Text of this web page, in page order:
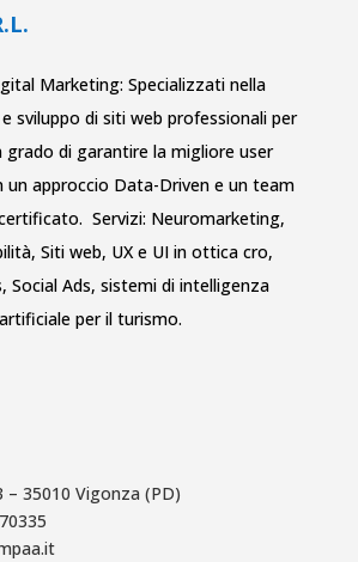
Marketing: Specializzati nella
sviluppo di siti web professionali per
grado di garantire la migliore user
un approccio Data-Driven e un team
Servizi: Neuromarketing,
, Siti web, UX e UI in ottica cro,
, Social Ads, sistemi di intelligenza
artificiale per il turismo.
– 35010 Vigonza (PD)